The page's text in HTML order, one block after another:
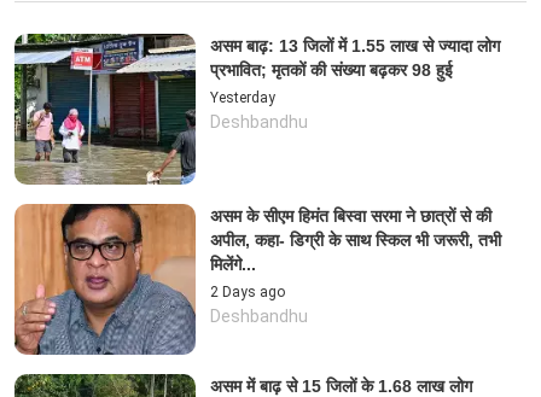
असम बाढ़: 13 जिलों में 1.55 लाख से ज्यादा लोग
प्रभावित; मृतकों की संख्या बढ़कर 98 हुई
Yesterday
Deshbandhu
असम के सीएम हिमंत बिस्वा सरमा ने छात्रों से की
अपील, कहा- डिग्री के साथ स्किल भी जरूरी, तभी
मिलेंगे...
2 Days ago
Deshbandhu
असम में बाढ़ से 15 जिलों के 1.68 लाख लोग